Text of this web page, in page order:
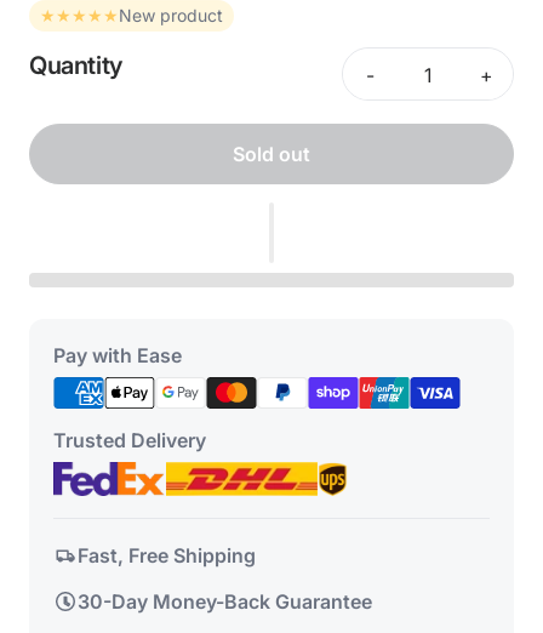
★★★★★New product
Quantity - +
Sold out
Pay with Ease
Trusted Delivery
Fast, Free Shipping
30-Day Money-Back Guarantee